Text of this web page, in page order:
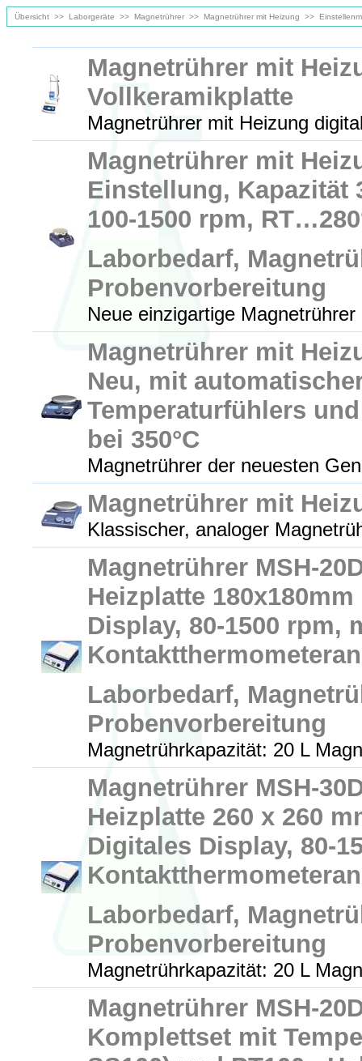
Übersicht >> Laborgeräte >> Magnetrührer >> Magnetrührer mit Heizung >>
Magnetrührer mit
Vollkeramikplatte
Magnetrührer mit Heizung
Magnetrührer mit
Einstellung, Kapazität
100-1500 rpm,
Laborbedarf,
Probenvorbereitung
Neue einzigartige
Magnetrührer mit
Neu, mit
Temperaturfühlers
bei 350°C
Magnetrührer der neuesten
Magnetrührer mit
Klassischer, analoger
Magnetrührer MSH-
Heizplatte
Display, 80-1500 rpm,
Laborbedarf,
Probenvorbereitung
Magnetrührkapazität: 20 L
Magnetrührer MSH-
Heizplatte 260 x 260
Digitales Display, 80-
Laborbedarf,
Probenvorbereitung
Magnetrührkapazität: 20 L
Magnetrührer MSH-
Komplettset mit